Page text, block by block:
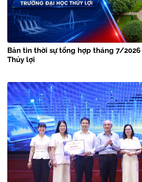
Bản tin thời sự tổng hợp tháng 7/
Thủy lợi